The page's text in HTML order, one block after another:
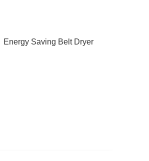
Energy Saving Belt Dryer